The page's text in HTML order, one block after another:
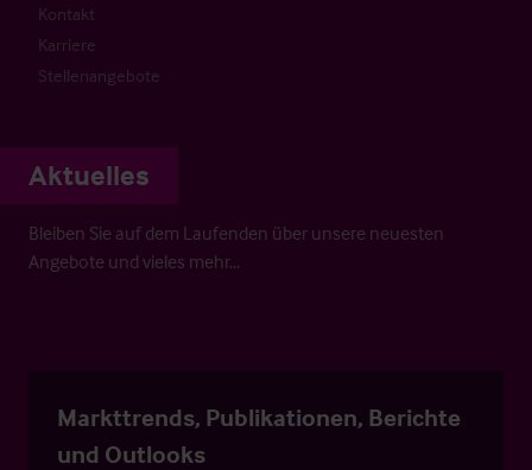
Kontakt
Karriere
Stellenangebote
Aktuelles
Bleiben Sie auf dem Laufenden über unsere neuesten
Angebote und vieles mehr…
Markttrends, Publikationen, Berichte
und Outlooks